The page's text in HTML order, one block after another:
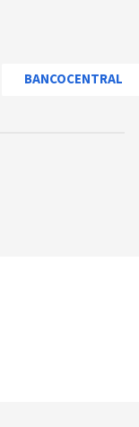
BANCOCENTRAL